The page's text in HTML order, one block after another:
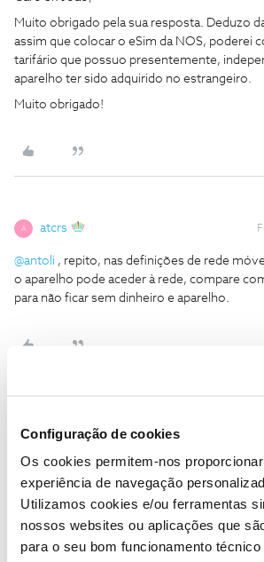
Configuração de cookies
Os cookies permitem-nos
experiência de navegação
Utilizamos cookies e/ou ferramentas
nossos websites ou aplicações que
para o seu bom funcionamento
Muito obrigado pela sua resposta. Deduzo
assim que colocar o eSim da NOS, poderei
tarifário que possuo presentemente,
aparelho ter sido adquirido no estrangeiro.
Muito obrigado!
A atcrs
@antoli , repito, nas definições de rede
o aparelho pode aceder à rede, compare
para não ficar sem dinheiro e aparelho.
@antoli
, repito, nas definições de rede
para não ficar sem dinheiro e aparelho.
@atcrs
. Já comparei as
aparelho americano tem todas as redes do
algumas. Presumo que não terei